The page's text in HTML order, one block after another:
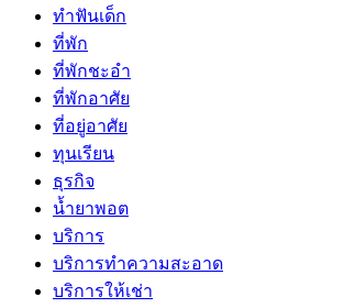
ทำฟันเด็ก
ที่พัก
ที่พักชะอำ
ที่พักอาศัย
ที่อยู่อาศัย
ทุนเรียน
ธุรกิจ
น้ำยาพอต
บริการ
บริการทำความสะอาด
บริการให้เช่า